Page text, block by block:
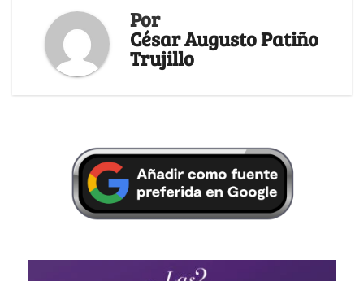
Por
César Augusto Patiño
Trujillo